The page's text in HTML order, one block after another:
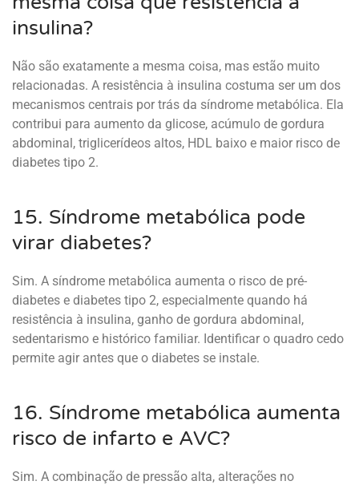
insulina?
Não são exatamente a mesma coisa, mas estão muito
relacionadas. A resistência à insulina costuma ser um dos
mecanismos centrais por trás da síndrome metabólica. Ela
contribui para aumento da glicose, acúmulo de gordura
abdominal, triglicerídeos altos, HDL baixo e maior risco de
diabetes tipo 2.
15. Síndrome metabólica pode
virar diabetes?
Sim. A síndrome metabólica aumenta o risco de pré-
diabetes e diabetes tipo 2, especialmente quando há
resistência à insulina, ganho de gordura abdominal,
sedentarismo e histórico familiar. Identificar o quadro cedo
permite agir antes que o diabetes se instale.
16. Síndrome metabólica aumenta
risco de infarto e AVC?
Sim. A combinação de pressão alta, alterações no